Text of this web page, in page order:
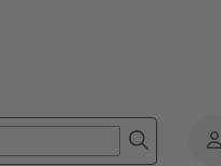
Baureihen